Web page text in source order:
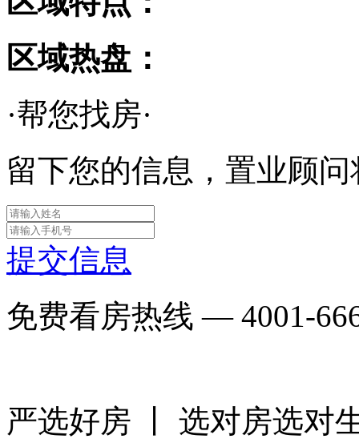
区域热盘：
·帮您找房·
留下您的信息，置业顾
提交信息
免费看房热线 — 4001-
严选好房 丨 选对房选对